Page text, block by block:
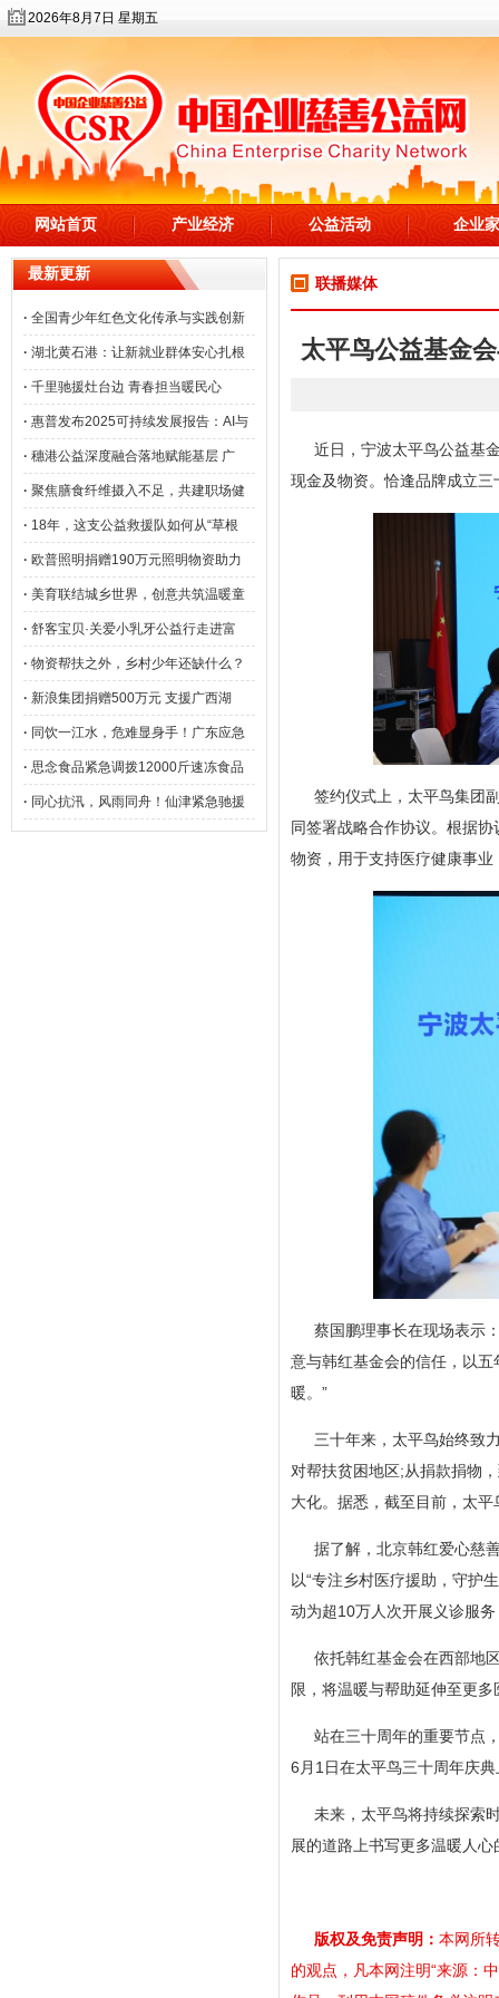
2026年8月7日 星期五
网站首页 产业经济 公益活动 企业家
最新更新
· 全国青少年红色文化传承与实践创新
· 湖北黄石港：让新就业群体安心扎根
· 千里驰援灶台边 青春担当暖民心
· 惠普发布2025可持续发展报告：AI与
· 穗港公益深度融合落地赋能基层 广
· 聚焦膳食纤维摄入不足，共建职场健
· 18年，这支公益救援队如何从“草根
· 欧普照明捐赠190万元照明物资助力
· 美育联结城乡世界，创意共筑温暖童
· 舒客宝贝·关爱小乳牙公益行走进富
· 物资帮扶之外，乡村少年还缺什么？
· 新浪集团捐赠500万元 支援广西湖
· 同饮一江水，危难显身手！广东应急
· 思念食品紧急调拨12000斤速冻食品
· 同心抗汛，风雨同舟！仙津紧急驰援
联播媒体
太平鸟公益基金
近日，宁波太平鸟公益基
现金及物资。恰逢品牌成立
签约仪式上，太平鸟集团
同签署战略合作协议。根据
物资，用于支持医疗健康事
蔡国鹏理事长在现场表示
意与韩红基金会的信任，以
暖。”
三十年来，太平鸟始终致
对帮扶贫困地区;从捐款捐物
大化。据悉，截至目前，太
据了解，北京韩红爱心慈
以“专注乡村医疗援助，守护
动为超10万人次开展义诊服
依托韩红基金会在西部地
限，将温暖与帮助延伸至更
站在三十周年的重要节点
6月1日在太平鸟三十周年庆
未来，太平鸟将持续探索
展的道路上书写更多温暖人心
版权及免责声明： 本网所
的观点，凡本网注明“来源：